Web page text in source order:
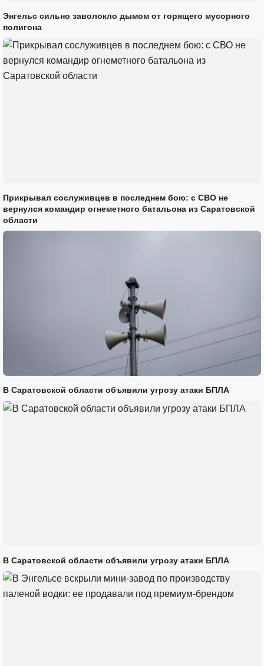
Энгельс сильно заволокло дымом от горящего мусорного
полигона
Прикрывал сослуживцев в последнем бою: с СВО не
вернулся командир огнеметного батальона из Саратовской
области
В Саратовской области объявили угрозу атаки БПЛА
В Саратовской области объявили угрозу атаки БПЛА